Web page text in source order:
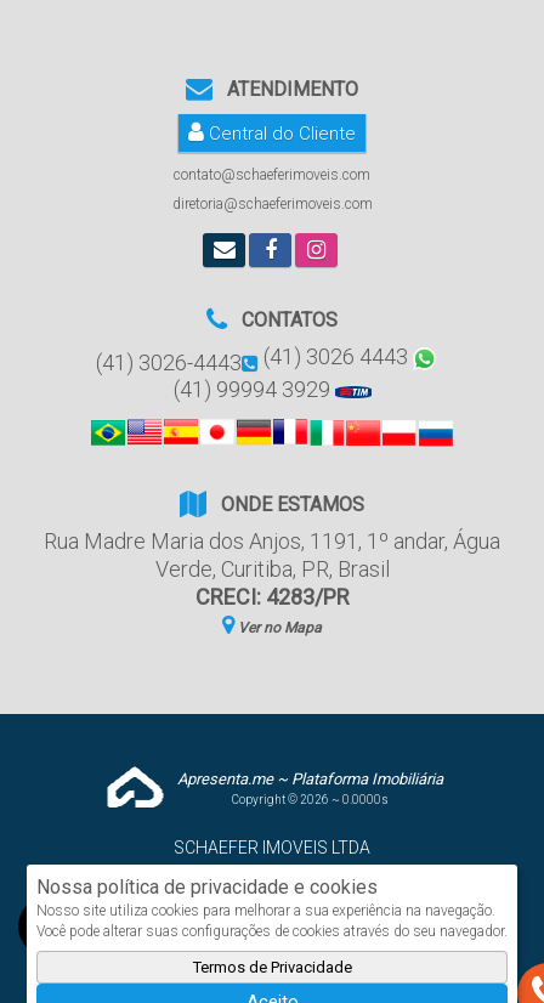
Nossa política de privacidade e cookies
Nosso site utiliza cookies para melhorar a sua experiência na navegação.
Você pode alterar suas configurações de cookies através do seu navegador.
Termos de Privacidade
ATENDIMENTO
Central do Cliente
contato@schaeferimoveis.com
diretoria@schaeferimoveis.com
CONTATOS
(41) 3026-4443
(41) 3026 4443
(41) 99994 3929
ONDE ESTAMOS
Rua Madre Maria dos Anjos, 1191 , 1º andar, Água
Verde, Curitiba, PR, Brasil
CRECI: 4283/PR
Ver no Mapa
Apresenta.me ~ Plataforma Imobiliária
Copyright © 2026 ~ 0.0000s
SCHAEFER IMOVEIS LTDA